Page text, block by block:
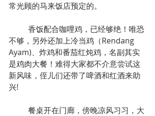
常光顾的马来饭店预定的。
不够，另外还加上冷当鸡（Rendang
Ayam)、炸鸡和番茄红炖鸡，名副其实
是鸡肉大餐！难得大家都不介意尝试这
新风味，侄儿们还带了啤酒和红酒来助
兴!